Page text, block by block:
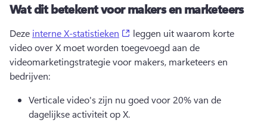
Wat dit betekent voor makers en marketeers
Deze interne X-statistieken (opens in a new tab)
leggen uit waarom korte
video over X moet worden toegevoegd aan de
videomarketingstrategie voor makers, marketeers en
bedrijven:
Verticale video's zijn nu goed voor 20% van de
dagelijkse activiteit op X.